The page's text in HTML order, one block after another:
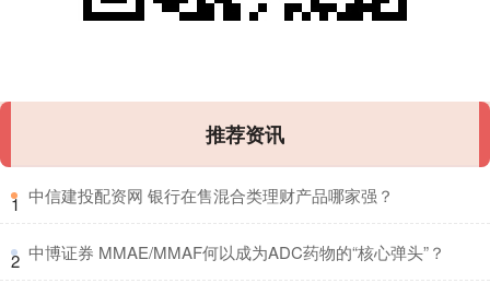
推荐资讯
1 ​中信建投配资网 银行在售混合类理财产品哪家强？
2 ​中博证券 MMAE/MMAF何以成为ADC药物的“核心弹头”？